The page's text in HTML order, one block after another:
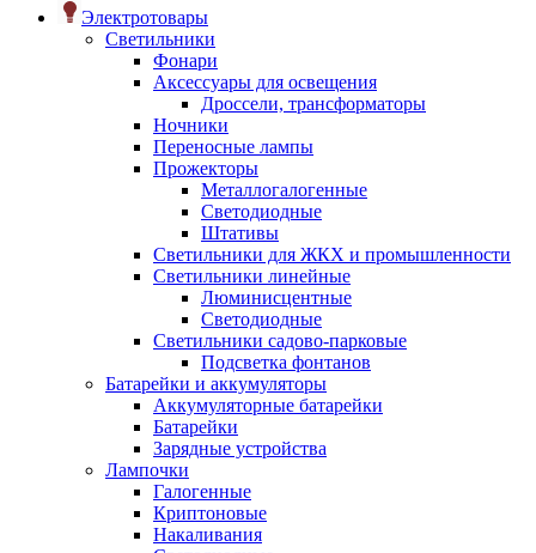
Электротовары
Светильники
Фонари
Аксессуары для освещения
Дроссели, трансформаторы
Ночники
Переносные лампы
Прожекторы
Металлогалогенные
Светодиодные
Штативы
Светильники для ЖКХ и промышленности
Светильники линейные
Люминисцентные
Светодиодные
Светильники садово-парковые
Подсветка фонтанов
Батарейки и аккумуляторы
Аккумуляторные батарейки
Батарейки
Зарядные устройства
Лампочки
Галогенные
Криптоновые
Накаливания